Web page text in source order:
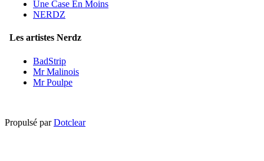
Une Case En Moins
NERDZ
Les artistes Nerdz
BadStrip
Mr Malinois
Mr Poulpe
Propulsé parDotclear